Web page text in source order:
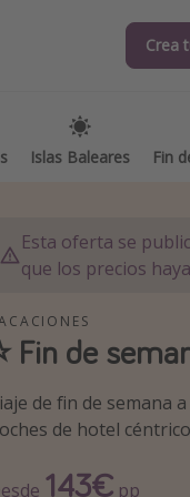
Crea
Islas Baleares Fin
Islas Baleares Fin
destinos
Esta oferta se
que los precios
Fin de
de fin de semana
de hotel céntrico
143€ pp